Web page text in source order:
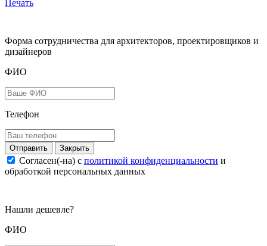
Печать
Форма сотрудничества для архитекторов, проектировщиков и
дизайнеров
ФИО
Телефон
Закрыть
Согласен(-на) c политикой конфиденциальности и
обработкой персональных данных
Нашли дешевле?
ФИО